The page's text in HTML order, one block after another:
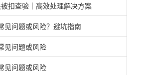
扣查验｜高效处理解决方案
见问题或风险？避坑指南
见问题或风险
见问题或风险